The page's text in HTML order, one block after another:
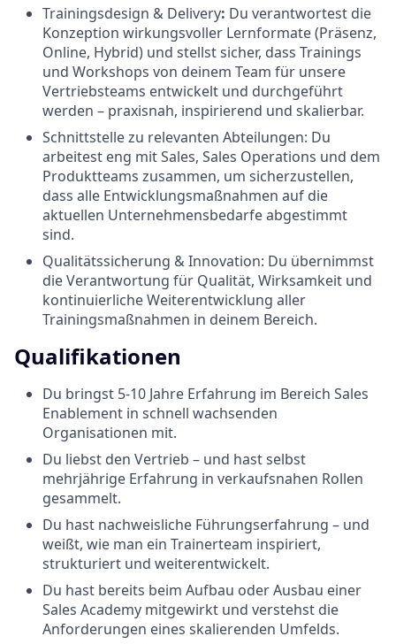
Trainingsdesign & Delivery: Du verantwortest die
Konzeption wirkungsvoller Lernformate (Präsenz,
Online, Hybrid) und stellst sicher, dass Trainings
und Workshops von deinem Team für unsere
Vertriebsteams entwickelt und durchgeführt
werden – praxisnah, inspirierend und skalierbar.
Schnittstelle zu relevanten Abteilungen: Du
arbeitest eng mit Sales, Sales Operations und dem
Produktteams zusammen, um sicherzustellen,
dass alle Entwicklungsmaßnahmen auf die
aktuellen Unternehmensbedarfe abgestimmt
sind.
Qualitätssicherung & Innovation: Du übernimmst
die Verantwortung für Qualität, Wirksamkeit und
kontinuierliche Weiterentwicklung aller
Trainingsmaßnahmen in deinem Bereich.
Qualifikationen
Du bringst 5-10 Jahre Erfahrung im Bereich Sales
Enablement in schnell wachsenden
Organisationen mit.
Du liebst den Vertrieb – und hast selbst
mehrjährige Erfahrung in verkaufsnahen Rollen
gesammelt.
Du hast nachweisliche Führungserfahrung – und
weißt, wie man ein Trainerteam inspiriert,
strukturiert und weiterentwickelt.
Du hast bereits beim Aufbau oder Ausbau einer
Sales Academy mitgewirkt und verstehst die
Anforderungen eines skalierenden Umfelds.